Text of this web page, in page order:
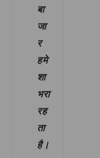
बा
जा
र
हमे
शा
भरा
रह
ता
है।